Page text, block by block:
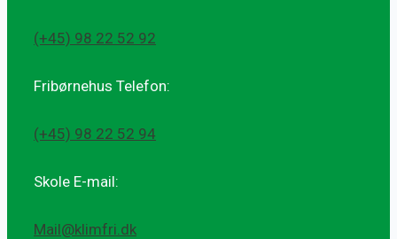
(+45) 98 22 52 92
Fribørnehus Telefon:
(+45) 98 22 52 94
Skole E-mail:
Mail@klimfri.dk